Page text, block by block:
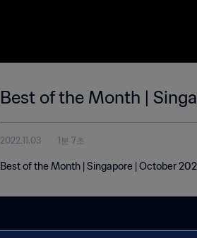
Best of the Month |
2022.11.03 1분 7초
Best of the Month | Singapore | October